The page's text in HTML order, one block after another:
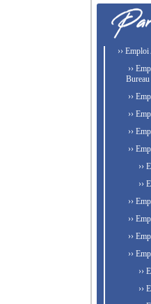
››
››
Bureau
››
››
››
››
››
››
››
››
››
››
››
››